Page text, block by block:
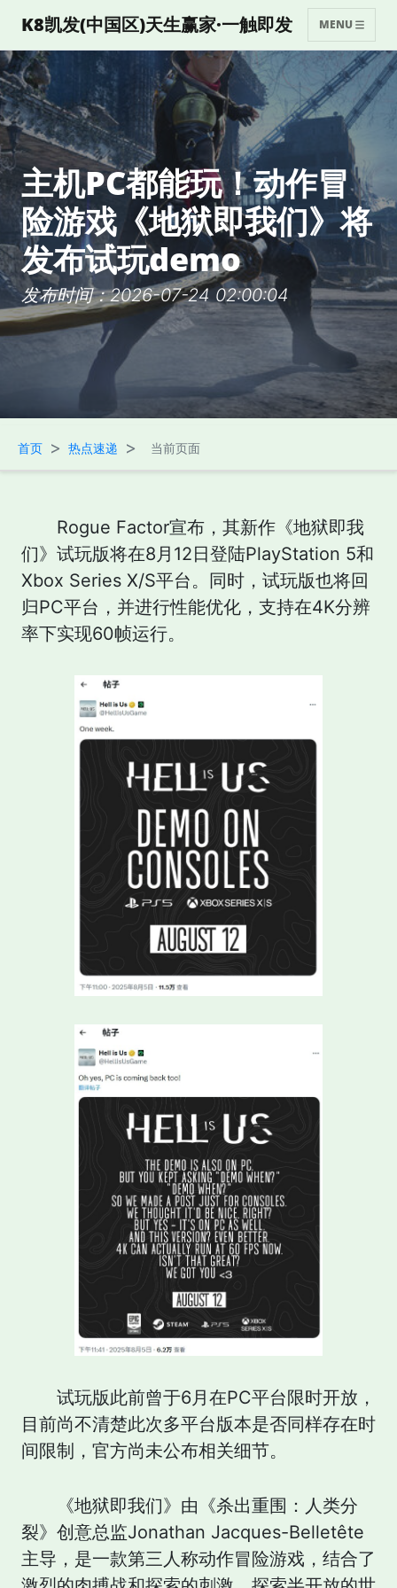
K8凯发(中国区)天生赢家·一触即发 MENU
主机PC都能玩！动作冒
险游戏《地狱即我们》将
发布试玩demo
发布时间：2026-07-24 02:00:04
首页 > 热点速递 > 当前页面
Rogue Factor宣布，其新作《地狱即我
们》试玩版将在8月12日登陆PlayStation 5和
Xbox Series X/S平台。同时，试玩版也将回
归PC平台，并进行性能优化，支持在4K分辨
率下实现60帧运行。
试玩版此前曾于6月在PC平台限时开放，
目前尚不清楚此次多平台版本是否同样存在时
间限制，官方尚未公布相关细节。
《地狱即我们》由《杀出重围：人类分
裂》创意总监Jonathan Jacques-Belletête
主导，是一款第三人称动作冒险游戏，结合了